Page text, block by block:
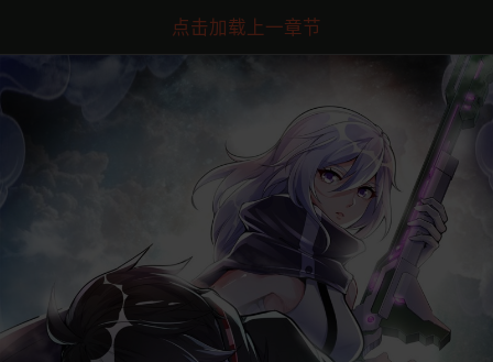
点击加载上一章节